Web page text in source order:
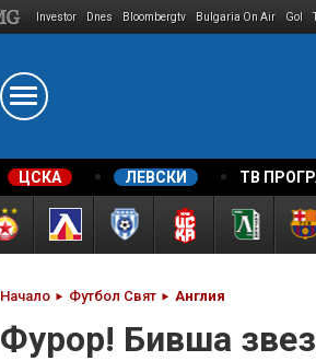
Investor Dnes Bloombergtv Bulgaria On Air Gol
ЦСКА ЛЕВСКИ ТВ
Начало Футбол Свят Англия
Фурор! Бивша